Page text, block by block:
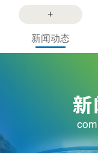
+
新闻动态